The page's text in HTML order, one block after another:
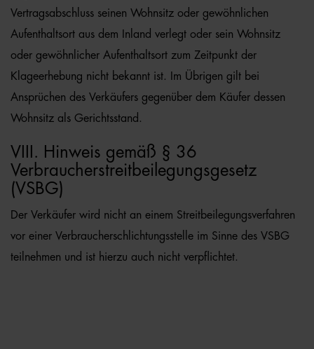
Vertragsabschluss seinen Wohnsitz oder gewöhnlichen
Aufenthaltsort aus dem Inland verlegt oder sein Wohnsitz
oder gewöhnlicher Aufenthaltsort zum Zeitpunkt der
Klageerhebung nicht bekannt ist. Im Übrigen gilt bei
Ansprüchen des Verkäufers gegenüber dem Käufer dessen
Wohnsitz als Gerichtsstand.
VIII. Hinweis gemäß § 36
Verbraucherstreitbeilegungsgesetz
(VSBG)
Der Verkäufer wird nicht an einem Streitbeilegungsverfahren
vor einer Verbraucherschlichtungsstelle im Sinne des VSBG
teilnehmen und ist hierzu auch nicht verpflichtet.